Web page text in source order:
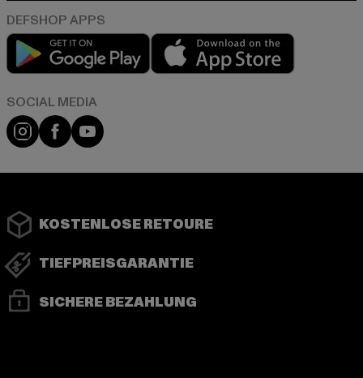
Play market
Instagram
FacebookYouTube
KOSTENLOSE RETOURE
TIEFPREISGARANTIE
SICHERE BEZAHLUNG